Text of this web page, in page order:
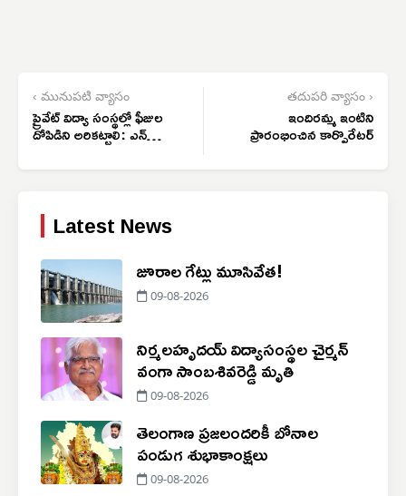
‹ మునుపటి వ్యాసం
ప్రైవేట్ విద్యా సంస్థల్లో ఫీజుల
దోపిడిని అరికట్టాలి: ఎన్ఎస్
తదుపరి వ్యాసం ›
ఇందిరమ్మ ఇంటిని
ప్రారంభించిన కార్పొరేటర్
Latest News
జూరాల గేట్లు మూసివేత!
09-08-2026
నిర్మలహృదయ్ విద్యాసంస్థల చైర్మన్
వంగా సాంబశివరెడ్డి మృతి
09-08-2026
తెలంగాణ ప్రజలందరికీ బోనాల
పండుగ శుభాకాంక్షలు
09-08-2026